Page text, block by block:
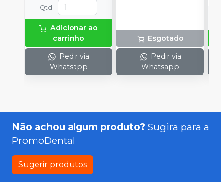
Qtd :
Adicionar ao
carrinho
Pedir via
Whatsapp
Esgotado
Pedir via
Whatsapp
Não achou algum produto? Sugira para a
PromoDental
Sugerir produtos